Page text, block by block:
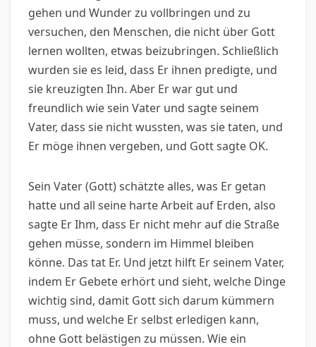
gehen und Wunder zu vollbringen und zu
versuchen, den Menschen, die nicht über Gott
lernen wollten, etwas beizubringen. Schließlich
wurden sie es leid, dass Er ihnen predigte, und
sie kreuzigten Ihn. Aber Er war gut und
freundlich wie sein Vater und sagte seinem
Vater, dass sie nicht wussten, was sie taten, und
Er möge ihnen vergeben, und Gott sagte OK.
Sein Vater (Gott) schätzte alles, was Er getan
hatte und all seine harte Arbeit auf Erden, also
sagte Er Ihm, dass Er nicht mehr auf die Straße
gehen müsse, sondern im Himmel bleiben
könne. Das tat Er. Und jetzt hilft Er seinem Vater,
indem Er Gebete erhört und sieht, welche Dinge
wichtig sind, damit Gott sich darum kümmern
muss, und welche Er selbst erledigen kann,
ohne Gott belästigen zu müssen. Wie ein